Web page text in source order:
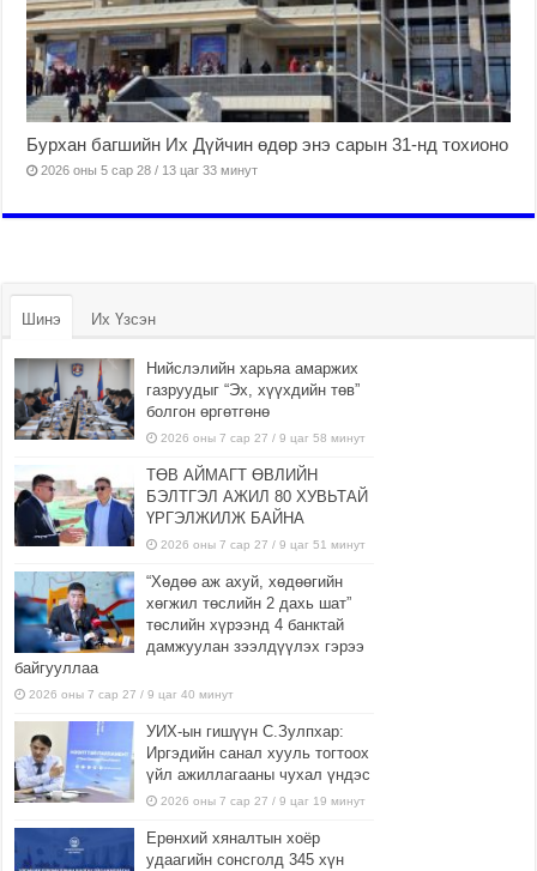
Бурхан багшийн Их Дүйчин өдөр энэ сарын 31-нд тохионо
2026 оны 5 сар 28 / 13 цаг 33 минут
Шинэ Их Үзсэн
Нийслэлийн харьяа амаржих
газруудыг “Эх, хүүхдийн төв”
болгон өргөтгөнө
2026 оны 7 сар 27 / 9 цаг 58 минут
ТӨВ АЙМАГТ ӨВЛИЙН
БЭЛТГЭЛ АЖИЛ 80 ХУВЬТАЙ
ҮРГЭЛЖИЛЖ БАЙНА
2026 оны 7 сар 27 / 9 цаг 51 минут
“Хөдөө аж ахуй, хөдөөгийн
хөгжил төслийн 2 дахь шат”
төслийн хүрээнд 4 банктай
дамжуулан зээлдүүлэх гэрээ
байгууллаа
2026 оны 7 сар 27 / 9 цаг 40 минут
УИХ-ын гишүүн С.Зулпхар:
Иргэдийн санал хууль тогтоох
үйл ажиллагааны чухал үндэс
2026 оны 7 сар 27 / 9 цаг 19 минут
Ерөнхий хяналтын хоёр
удаагийн сонсголд 345 хүн